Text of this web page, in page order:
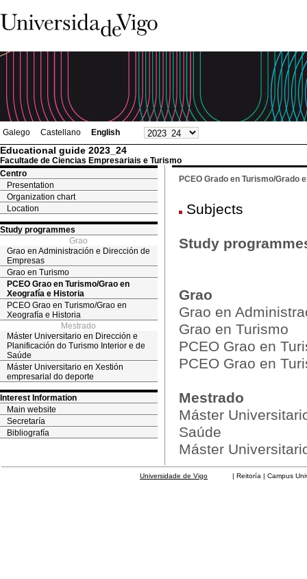
Galego Castellano English
Educational guide 2023_24
Facultade de Ciencias Empresariais e Turismo
Centro
Presentation
Organization chart
Location
Study programmes
Grao
Grao en Administración e Dirección de
Empresas
Grao en Turismo
PCEO Grao en Turismo/Grao en
Xeografía e Historia
PCEO Grao en Turismo/Grao en
Xeografía e Historia
Mestrado
Máster Universitario en Dirección e
Planificación do Turismo Interior e de
Saúde
Máster Universitario en Xestión
empresarial do deporte
Interest Information
Main website
Secretaría
Bibliografía
PCEO Grado en Turismo/Grado
Subjects
Study
Grao
Grao en
Grao en Turismo
PCEO Grao en
PCEO Grao en
Mestrado
Máster
Saúde
Máster
Universidade de Vigo | Reitoría | Campus